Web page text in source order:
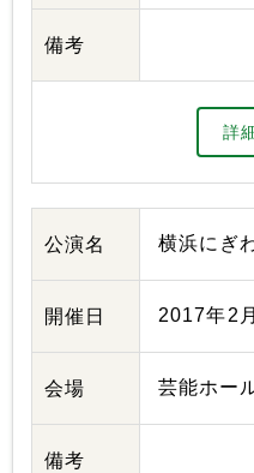
備考
詳
公演名 横浜にぎ
開催日 2017年2
会場 芸能ホー
備考